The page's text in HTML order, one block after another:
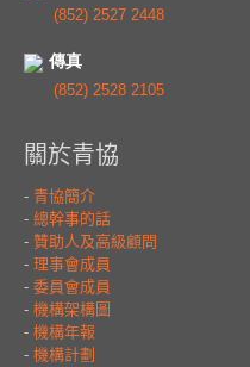
(852) 2527 2448
傳真
(852) 2528 2105